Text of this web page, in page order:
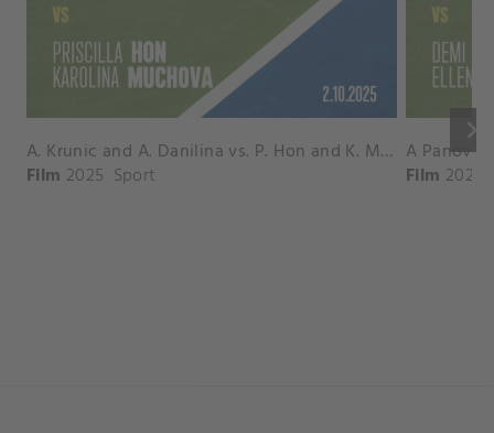
keyboard_arrow_right
A. Krunic and A. Danilina vs. P. Hon and K. Muchova Match Highlights - BEIJING_Capital Group Diamond ( October 02, 2025)
Film 2025 Sport Film 2026